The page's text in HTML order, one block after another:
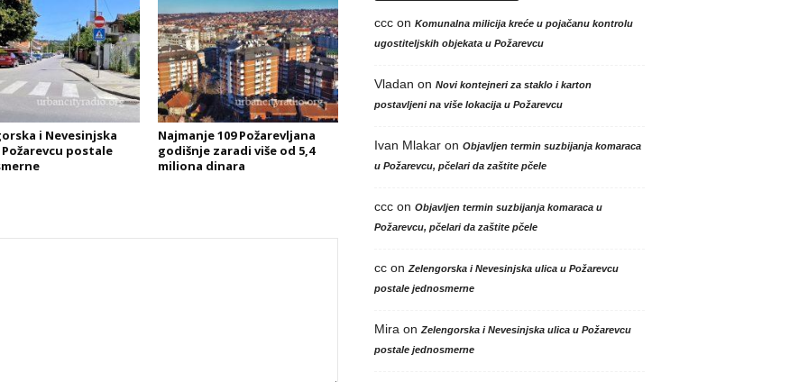
i Nevesinjska
postale
Najmanje 109 Požarevljana
godišnje zaradi više od 5,4
miliona dinara
cccon Komunalna milicija kreće u pojačanu kontrolu
ugostiteljskih objekata u Požarevcu
Vladan on Novi kontejneri za staklo i karton
postavljeni na više lokacija u Požarevcu
Ivan Mlakaron Objavljen termin suzbijanja komaraca
u Požarevcu, pčelari da zaštite pčele
cccon Objavljen termin suzbijanja komaraca u
Požarevcu, pčelari da zaštite pčele
ccon Zelengorska i Nevesinjska ulica u Požarevcu
postale jednosmerne
Mira on Zelengorska i Nevesinjska ulica u Požarevcu
postale jednosmerne